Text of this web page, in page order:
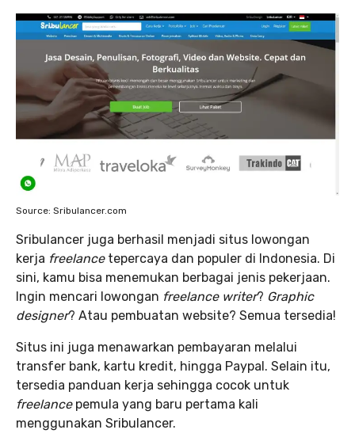
Source: Sribulancer.com
Sribulancer juga berhasil menjadi situs lowongan
kerja freelance tepercaya dan populer di Indonesia. Di
sini, kamu bisa menemukan berbagai jenis pekerjaan.
Ingin mencari lowongan freelance writer? Graphic
designer? Atau pembuatan website? Semua tersedia!
Situs ini juga menawarkan pembayaran melalui
transfer bank, kartu kredit, hingga Paypal. Selain itu,
tersedia panduan kerja sehingga cocok untuk
freelance pemula yang baru pertama kali
menggunakan Sribulancer.